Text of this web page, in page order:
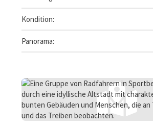
Kondition:
Mittel
Panorama:
Einzelne Ausblicke